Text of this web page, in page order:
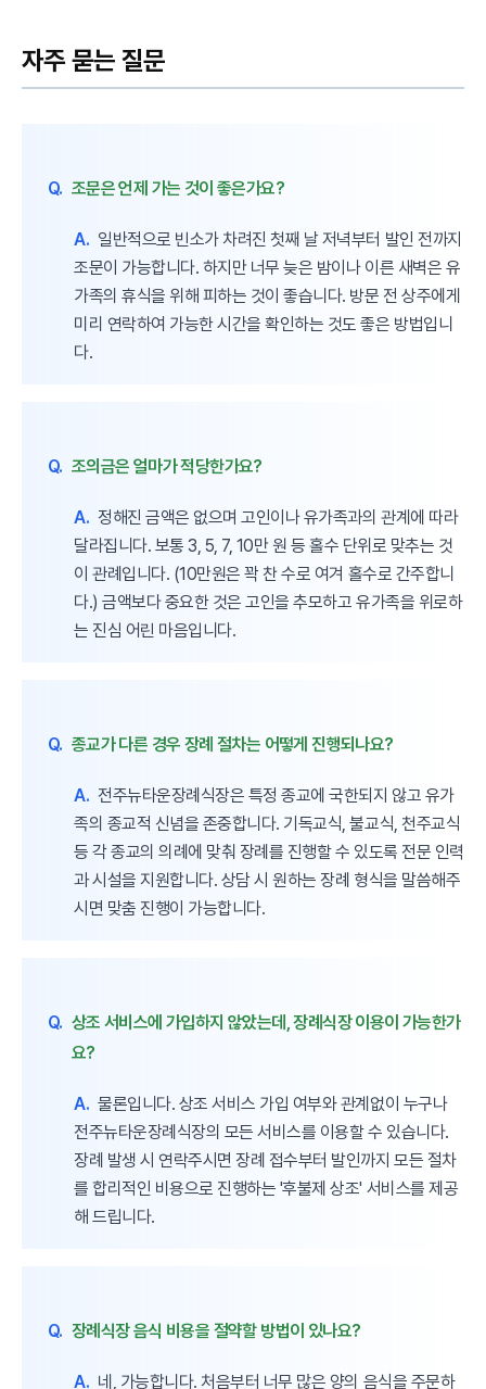
자주 묻는 질문
Q. 조문은 언제 가는 것이 좋은가요?
A. 일반적으로 빈소가 차려진 첫째 날 저녁부터 발인 전까지
조문이 가능합니다. 하지만 너무 늦은 밤이나 이른 새벽은 유
가족의 휴식을 위해 피하는 것이 좋습니다. 방문 전 상주에게
미리 연락하여 가능한 시간을 확인하는 것도 좋은 방법입니
다.
Q. 조의금은 얼마가 적당한가요?
A. 정해진 금액은 없으며 고인이나 유가족과의 관계에 따라
달라집니다. 보통 3, 5, 7, 10만 원 등 홀수 단위로 맞추는 것
이 관례입니다. (10만원은 꽉 찬 수로 여겨 홀수로 간주합니
다.) 금액보다 중요한 것은 고인을 추모하고 유가족을 위로하
는 진심 어린 마음입니다.
Q. 종교가 다른 경우 장례 절차는 어떻게 진행되나요?
A. 전주뉴타운장례식장은 특정 종교에 국한되지 않고 유가
족의 종교적 신념을 존중합니다. 기독교식, 불교식, 천주교식
등 각 종교의 의례에 맞춰 장례를 진행할 수 있도록 전문 인력
과 시설을 지원합니다. 상담 시 원하는 장례 형식을 말씀해주
시면 맞춤 진행이 가능합니다.
Q. 상조 서비스에 가입하지 않았는데, 장례식장 이용이 가능한가
요?
A. 물론입니다. 상조 서비스 가입 여부와 관계없이 누구나
전주뉴타운장례식장의 모든 서비스를 이용할 수 있습니다.
장례 발생 시 연락주시면 장례 접수부터 발인까지 모든 절차
를 합리적인 비용으로 진행하는 '후불제 상조' 서비스를 제공
해 드립니다.
Q. 장례식장 음식 비용을 절약할 방법이 있나요?
A. 네, 가능합니다. 처음부터 너무 많은 양의 음식을 주문하